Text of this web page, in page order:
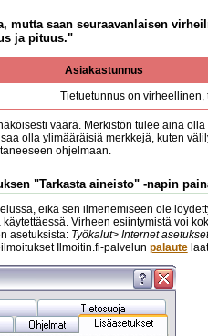
mutta saan seuraavanlaisen
ja pituus."
Asiakastunnus
Tietuetunnus on
väärä. Merkistön tulee aina
olla ylimääräisiä merkkejä, kuten
ohjelmaan.
"Tarkasta aineisto" -napin
eikä sen ilmenemiseen ole
Virheen esiintymistä voi
asetuksista: Työkalut> Internet
Ilmoitin.fi-palvelun palaute